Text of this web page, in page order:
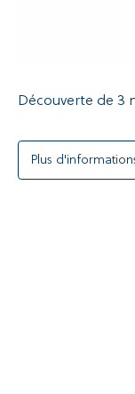
Découverte de 3
Plus